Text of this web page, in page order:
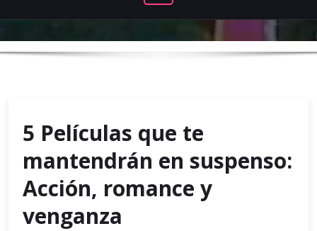
5 Películas que te
mantendrán en suspenso:
Acción, romance y
venganza